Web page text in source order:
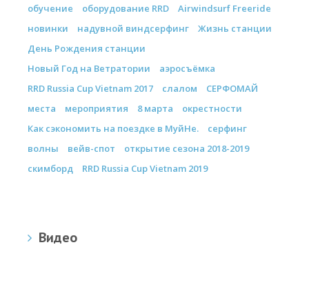
обучение оборудование RRD
Airwindsurf Freeride
новинки
надувной виндсерфинг
Жизнь станции
День Рождения станции
Новый Год на Ветратории
аэросъёмка
RRD Russia Cup Vietnam 2017
слалом
СЕРФОМАЙ
места
мероприятия 8 марта
окрестности
Как сэкономить на поездке в МуйНе.
серфинг
волны
вейв-спот
открытие сезона 2018-2019
скимборд
RRD Russia Cup Vietnam 2019
Видео